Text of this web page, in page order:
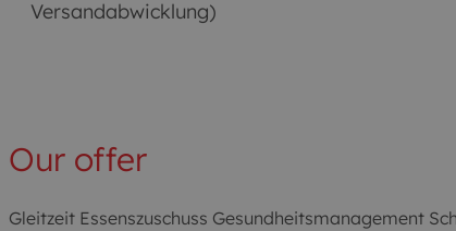
Versandabwicklung)
Our offer
Gleitzeit Essenszuschuss Gesundheitsmanagement